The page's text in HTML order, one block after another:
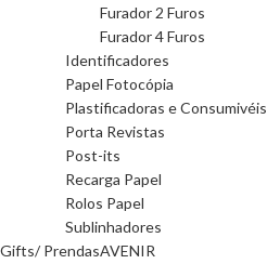
Furador 2 Furos
Furador 4 Furos
Identificadores
Papel Fotocópia
Plastificadoras e Consumivéis
Porta Revistas
Post-its
Recarga Papel
Rolos Papel
Sublinhadores
Gifts/ PrendasAVENIR